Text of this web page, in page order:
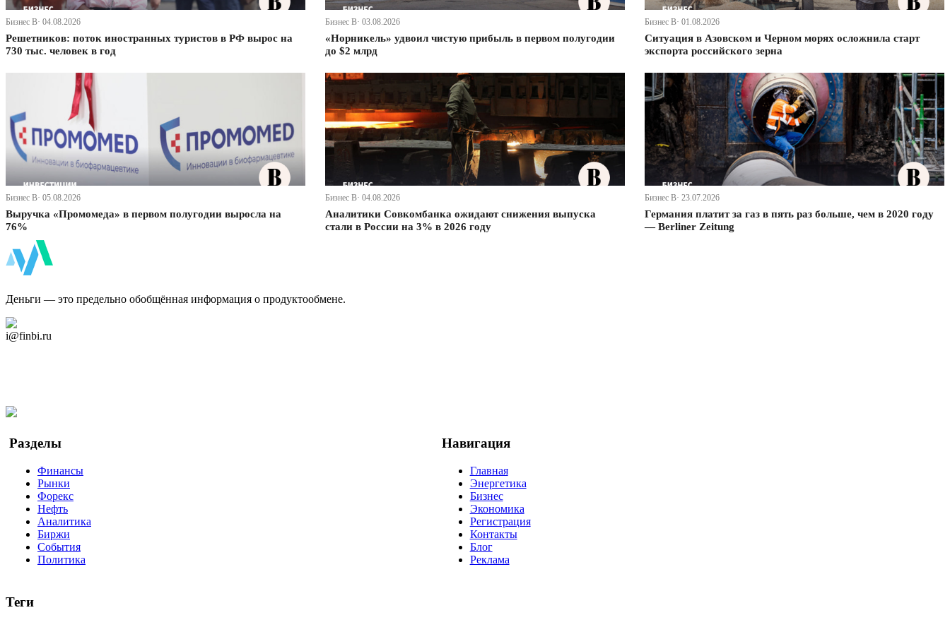
Бизнес В· 04.08.2026
Решетников: поток иностранных туристов в РФ вырос на
730 тыс. человек в год
Бизнес В· 03.08.2026
«Норникель» удвоил чистую прибыль в первом полугодии
до $2 млрд
Бизнес В· 01.08.2026
Ситуация в Азовском и Черном морях осложнила старт
экспорта российского зерна
Бизнес В· 05.08.2026
Выручка «Промомеда» в первом полугодии выросла на
76%
Бизнес В· 04.08.2026
Аналитики Совкомбанка ожидают снижения выпуска
стали в России на 3% в 2026 году
Бизнес В· 23.07.2026
Германия платит за газ в пять раз больше, чем в 2020 году
— Berliner Zeitung
Деньги — это предельно обобщённая информация о продуктообмене.
i@finbi.ru
Разделы
Финансы
Рынки
Форекс
Нефть
Аналитика
Биржи
События
Политика
Навигация
Главная
Энергетика
Бизнес
Экономика
Регистрация
Контакты
Блог
Реклама
Теги